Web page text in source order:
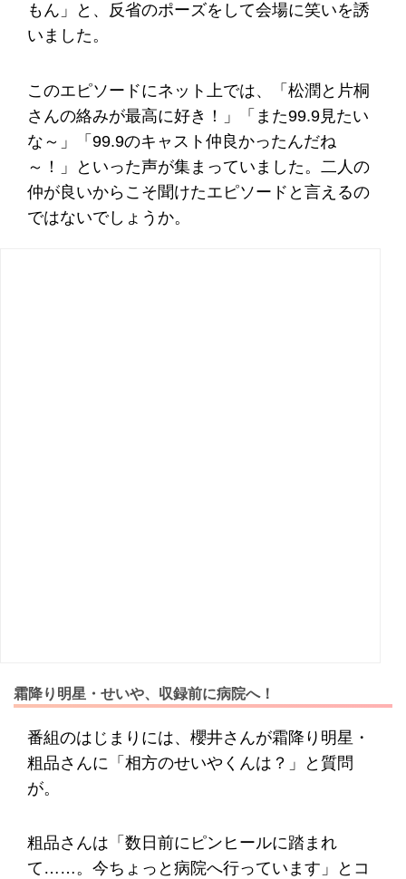
もん」と、反省のポーズをして会場に笑いを誘
いました。
このエピソードにネット上では、「松潤と片桐
さんの絡みが最高に好き！」「また99.9見たい
な～」「99.9のキャスト仲良かったんだね
～！」といった声が集まっていました。二人の
仲が良いからこそ聞けたエピソードと言えるの
ではないでしょうか。
霜降り明星・せいや、収録前に病院へ！
番組のはじまりには、櫻井さんが霜降り明星・
粗品さんに「相方のせいやくんは？」と質問
が。
粗品さんは「数日前にピンヒールに踏まれ
て……。今ちょっと病院へ行っています」とコ